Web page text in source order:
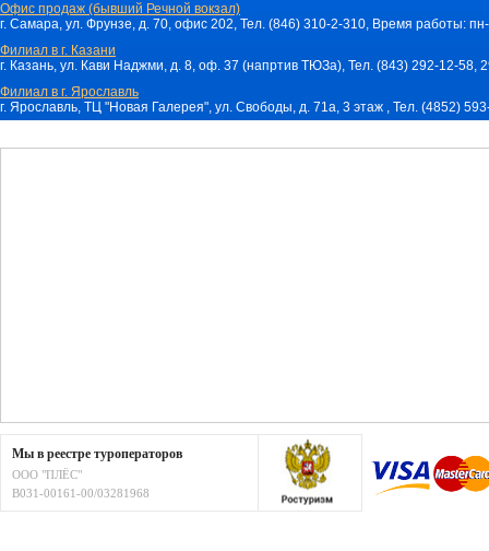
Офис продаж (бывший Речной вокзал)
г. Самара, ул. Фрунзе, д. 70, офис 202, Тел. (846) 310-2-310, Время работы:
Филиал в г. Казани
г. Казань, ул. Кави Наджми, д. 8, оф. 37 (напртив ТЮЗа), Тел. (843) 292-12-
Филиал в г. Ярославль
г. Ярославль, ТЦ "Новая Галерея", ул. Свободы, д. 71a, 3 этаж , Тел. (4852)
Мы в реестре туроператоров
ООО "ПЛЁС"
В031-00161-00/03281968